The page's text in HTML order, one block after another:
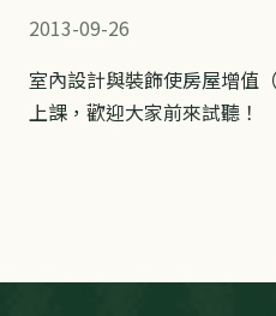
2013-09-26
室內設計與裝飾使房屋增值
上課，歡迎大家前來試聽！